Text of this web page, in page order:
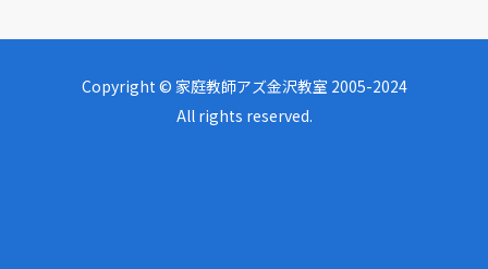
Copyright © 家庭教師アズ金沢教室 2005-2024
All rights reserved.